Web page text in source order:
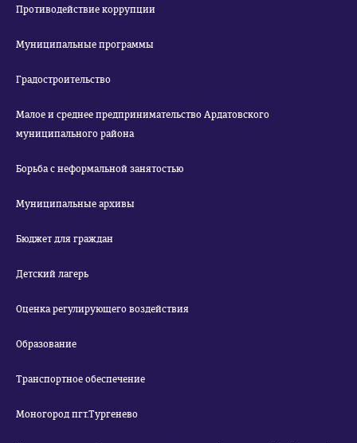
Противодействие коррупции
Муниципальные программы
Градостроительство
Малое и среднее предпринимательство Ардатовского
муниципального района
Борьба с неформальной занятостью
Муниципальные архивы
Бюджет для граждан
Детский лагерь
Оценка регулирующего воздействия
Образование
Транспортное обеспечение
Моногород пгт.Тургенево